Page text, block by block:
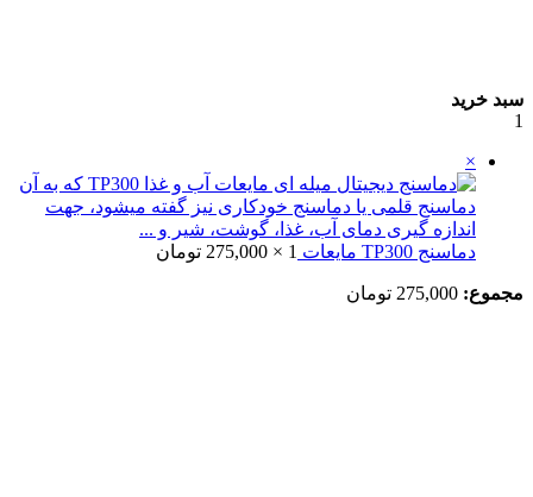
سبد خرید
1
×
دماسنج TP300 مایعات 1 ×
275,000 تومان
مجموع: 275,000 تومان